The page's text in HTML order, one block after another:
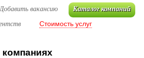
Добавить вакансию Каталог компаний
Стоимость услуг
компаниях